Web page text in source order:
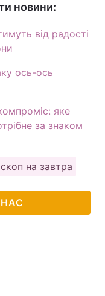
новини:
від радості
ось-ось
яке
за знаком
на завтра